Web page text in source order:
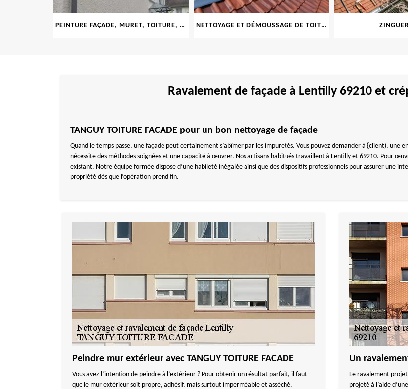
PEINTURE FAÇADE, MURET, TOITURE, BOISERIE, FERRONERIE, GOUTTIÈRE 69 NETTOYAGE ET DÉMOUSSAGE DE TOITURE ET FAÇADE 69
Ravalement de façade à Lentilly 69210 et
TANGUY TOITURE FACADE pour un bon nettoyage de façade
Quand le temps passe, une façade peut certainement s’abîmer par les impuretés. Vous pouvez demander à {client),
nécessite des méthodes soignées et une capacité à œuvrer. Nos artisans habitués travaillent à Lentilly et 69210. Pour
existant. Notre équipe formée dispose d’une habileté inégalée ainsi que des dispositifs professionnels pour assurer une
propriété dès que l’opération prend fin.
Peindre mur extérieur avec TANGUY TOITURE FACADE
Vous avez l’intention de peindre à l’extérieur ? Pour obtenir un résultat parfait, il faut
que le mur extérieur soit propre, adhésif, mais surtout imperméable et asséché.
Un
Le ravalement
projeté à l’aide